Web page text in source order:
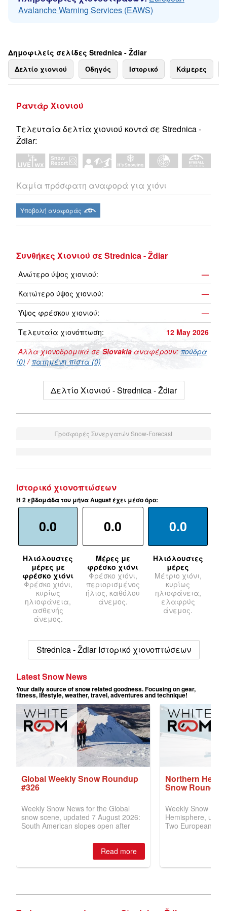
Avalanche Warning Services (EAWS)
Δημοφιλείς σελίδες Strednica - Ždiar
Δελτίο χιονιού Οδηγός Ιστορικό Κάμερες
Ραντάρ Χιονιού
Τελευταία δελτία χιονιού κοντά σε Strednica -
Ždiar:
Καμία πρόσφατη αναφορά για χιόνι
Υποβολή αναφοράς
Συνθήκες Χιονιού σε Strednica - Ždiar
Ανώτερο ύψος χιονιού:
—
Κατώτερο ύψος χιονιού:
—
Ύψος φρέσκου χιονιού:
—
Τελευταία χιονόπτωση:
12 May 2026
Αλλα χιονοδρομικά σεSlovakia αναφέρουν: πούδρα
(0) /πατημένη πίστα (0)
Δελτίο Χιονιού - Strednica - Ždiar
Προσφορές Συνεργατών Snow-Forecast
Ιστορικό χιονοπτώσεων
Η 2 εβδομάδα του μήνα August έχει μέσο όρο:
0.0
Ηλιόλουστες
μέρες με
φρέσκο χιόνι
Φρέσκο χιόνι,
κυρίως
ηλιοφάνεια,
ασθενής
άνεμος.
0.0
Μέρες με
φρέσκο χιόνι
Φρέσκο χιόνι,
περιορισμένος
ήλιος, καθόλου
άνεμος.
0.0
Ηλιόλουστες
μέρες
Μέτριο χιόνι,
κυρίως
ηλιοφάνεια,
ελαφρύς
άνεμος.
Strednica - Ždiar Ιστορικό χιονοπτώσεων